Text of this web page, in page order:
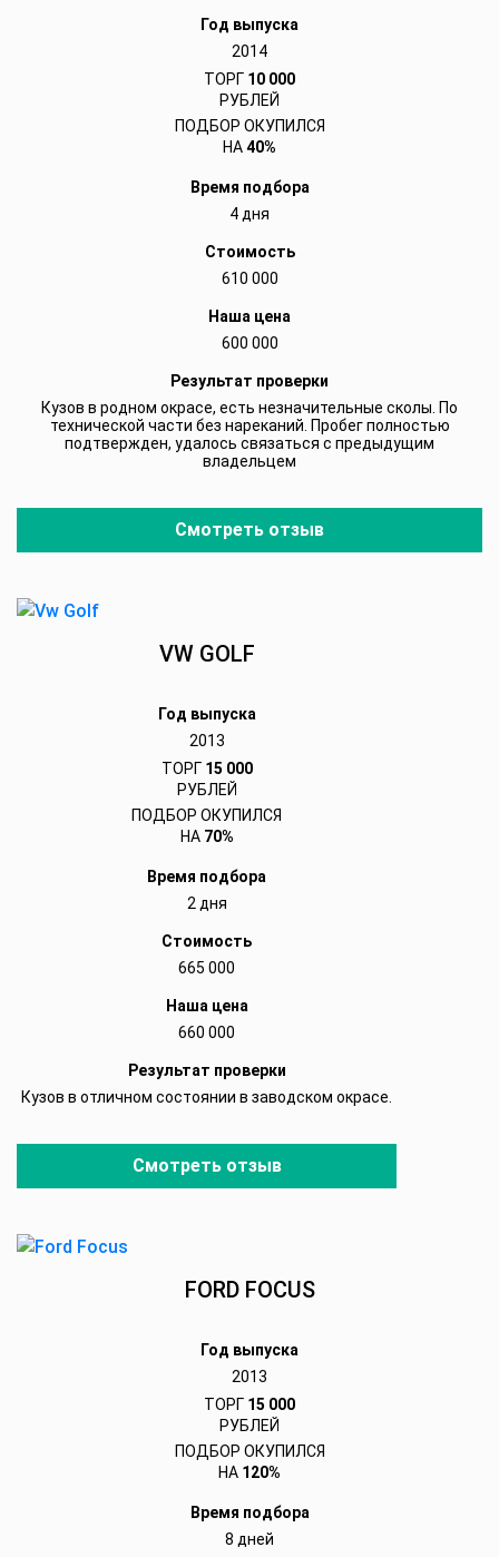
Год выпуска
2014
ТОРГ 10 000
РУБЛЕЙ
ПОДБОР ОКУПИЛСЯ
НА40%
Время подбора
4 дня
Стоимость
610 000
Наша цена
600 000
Результат проверки
Кузов в родном окрасе, есть незначительные сколы. По
технической части без нареканий. Пробег полностью
подтвержден, удалось связаться с предыдущим
владельцем
Смотреть отзыв
VW GOLF
Год выпуска
2013
ТОРГ 15 000
РУБЛЕЙ
ПОДБОР ОКУПИЛСЯ
НА 70%
Время подбора
2 дня
Стоимость
665 000
Наша цена
660 000
Результат проверки
Кузов в отличном состоянии в заводском окрасе.
Смотреть отзыв
FORD FOCUS
Год выпуска
2013
ТОРГ 15 000
РУБЛЕЙ
ПОДБОР ОКУПИЛСЯ
НА 120%
Время подбора
8 дней